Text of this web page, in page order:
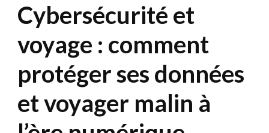
Cybersécurité et
voyage : comment
protéger ses données
et voyager malin à